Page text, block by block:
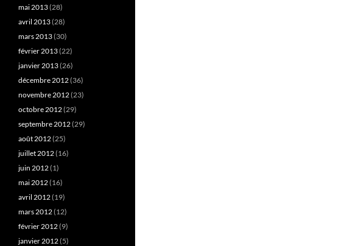
mai 2013(28)
avril 2013(28)
mars 2013(30)
février 2013(22)
janvier 2013(26)
décembre 2012(36)
novembre 2012(23)
octobre 2012(29)
septembre 2012(29)
août 2012(25)
juillet 2012(16)
juin 2012(1)
mai 2012(16)
avril 2012(19)
mars 2012(12)
février 2012(9)
janvier 2012(5)